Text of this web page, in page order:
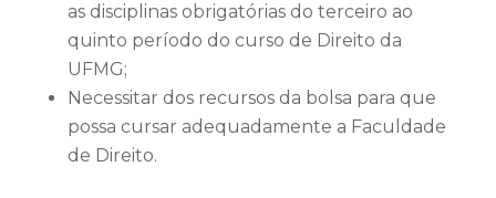
as disciplinas obrigatórias do terceiro ao
quinto período do curso de Direito da
UFMG;
Necessitar dos recursos da bolsa para que
possa cursar adequadamente a Faculdade
de Direito.